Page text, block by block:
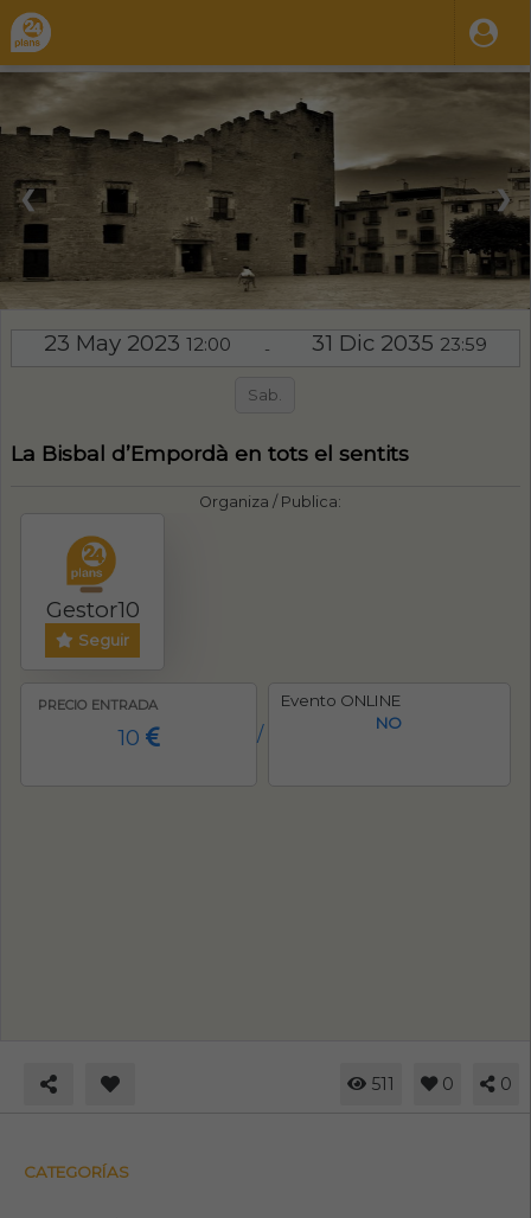
❮ ❯
23 May 202312:00 - 31 Dic 2035 23:59
Sab.
La Bisbal d’Empordà en tots el sentits
Organiza / Publica:
Gestor10
Seguir
PRECIO ENTRADA
10 /
Evento ONLINE
NO
511 0 0
CATEGORÍAS